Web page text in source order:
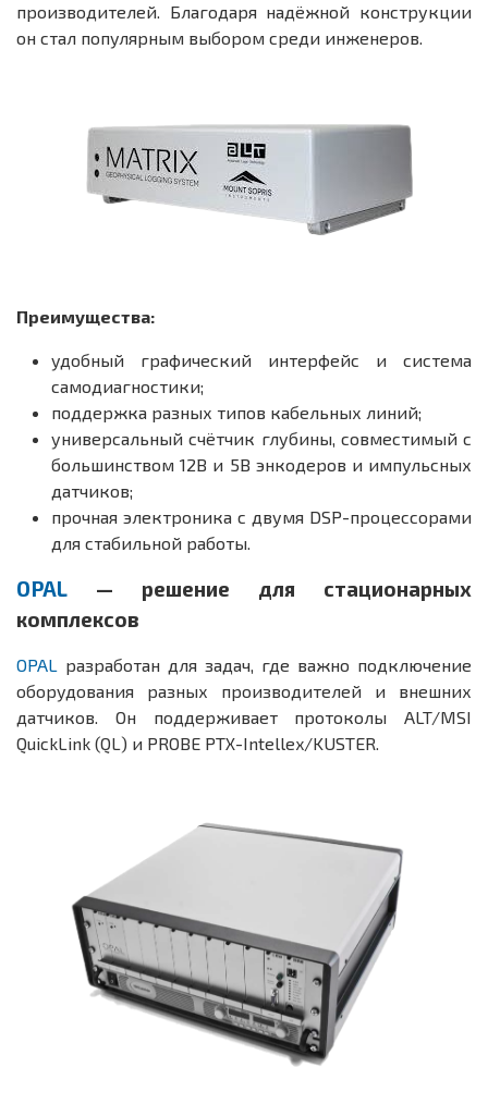
производителей. Благодаря надёжной конструкции
он стал популярным выбором среди инженеров.
Преимущества:
удобный графический интерфейс и система
самодиагностики;
поддержка разных типов кабельных линий;
универсальный счётчик глубины, совместимый с
большинством 12В и 5В энкодеров и импульсных
датчиков;
прочная электроника с двумя DSP-процессорами
для стабильной работы.
OPAL — решение для стационарных
комплексов
OPAL разработан для задач, где важно подключение
оборудования разных производителей и внешних
датчиков. Он поддерживает протоколы ALT/MSI
QuickLink (QL) и PROBE PTX-Intellex/KUSTER.